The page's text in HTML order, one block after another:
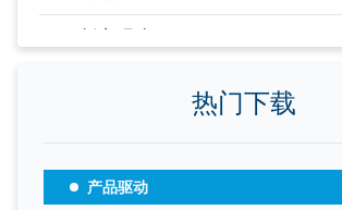
PCI板卡驱动
控制软件
热门下载
产品驱动